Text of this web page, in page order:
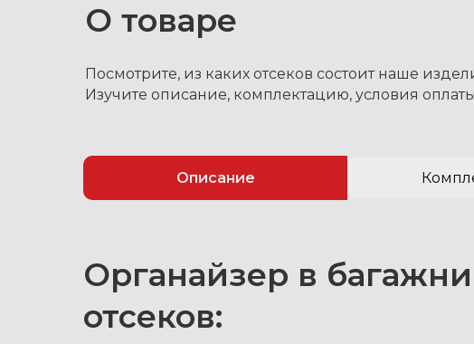
О товаре
Посмотрите, из каких отсеков состоит наше
Изучите описание, комплектацию, условия
Описание
Органайзер в
отсеков: